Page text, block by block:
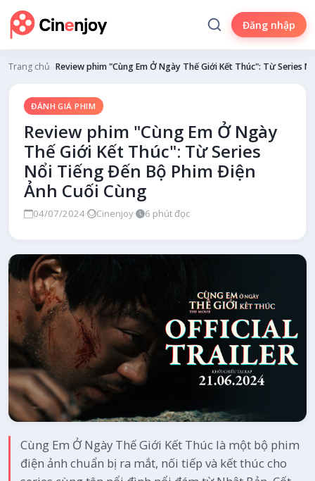
Đăng nhập
Trang chủ Đánh giá phim
Review phim "Cùng Em Ở Ngày Thế Giới Kết Thúc": Từ Series
ĐÁNH GIÁ PHIM
Review phim "Cùng Em Ở Ngày
Thế Giới Kết Thúc": Từ Series
Nổi Tiếng Đến Bộ Phim Điện
Ảnh Cuối Cùng
04/07/2024· Cinenjoy· 6 phút đọc
Cùng Em Ở Ngày Thế Giới Kết Thúc là một bộ phim
điện ảnh chuẩn bị ra mắt, nối tiếp và kết thúc cho